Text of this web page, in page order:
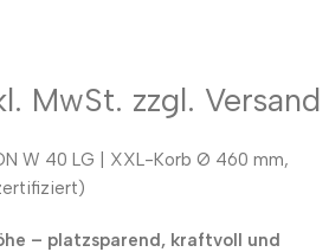
MwSt. zzgl. Versand
W 40 LG | XXL-Korb Ø 460 mm,
– platzsparend, kraftvoll und